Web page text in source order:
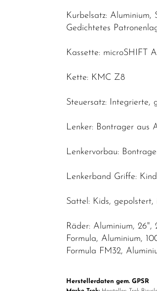
Kurbelsatz:
Gedichtetes
Kassette: microSHIFT
Kette: KMC Z8
Steuersatz: Integrierte,
Lenker: Bontrager aus
Lenkervorbau:
Lenkerband Griffe:
Sattel: Kids,
Räder: Aluminium, 26",
Formula, Aluminium,
Formula FM32,
Herstellerdaten gem. GPSR